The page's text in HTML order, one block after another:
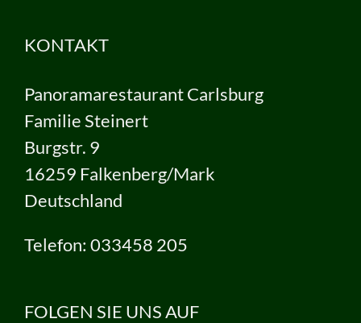
KONTAKT
Panoramarestaurant Carlsburg
Familie Steinert
Burgstr. 9
16259 Falkenberg/Mark
Deutschland
Telefon: 033458 205
FOLGEN SIE UNS AUF